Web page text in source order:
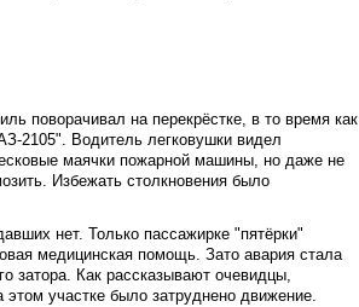
поворачивал на перекрёстке, в то время как
2105". Водитель легковушки видел
маячки пожарной машины, но даже не
Избежать столкновения было
нет. Только пассажирке "пятёрки"
медицинская помощь. Зато авария стала
затора. Как рассказывают очевидцы,
этом участке было затруднено движение.